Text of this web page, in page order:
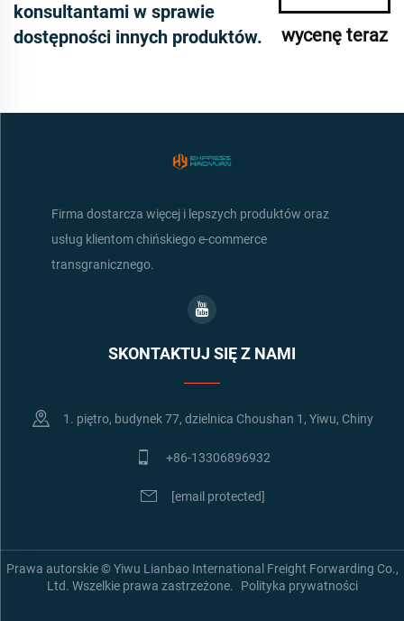
konsultantami w sprawie
dostępności innych produktów.
wycenę teraz
Firma dostarcza więcej i lepszych produktów oraz
usług klientom chińskiego e-commerce
transgranicznego.
SKONTAKTUJ SIĘ Z NAMI
1. piętro, budynek 77, dzielnica Choushan 1, Yiwu, Chiny
+86-13306896932
[email protected]
Prawa autorskie © Yiwu Lianbao International Freight Forwarding Co.,
Ltd. Wszelkie prawa zastrzeżone.
Polityka prywatności